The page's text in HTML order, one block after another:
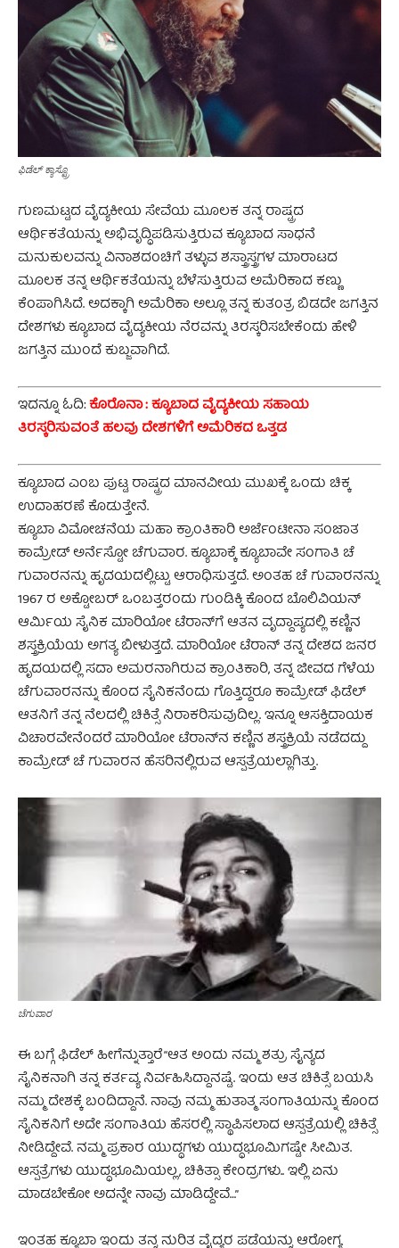
ಫಿಡೆಲ್‌ ಕ್ಯಾಸ್ಟ್ರೊ
ಗುಣಮಟ್ಟದ ವೈದ್ಯಕೀಯ ಸೇವೆಯ ಮೂಲಕ ತನ್ನ ರಾಷ್ಟ್ರದ
ಆರ್ಥಿಕತೆಯನ್ನು ಅಭಿವೃದ್ಧಿಪಡಿಸುತ್ತಿರುವ ಕ್ಯೂಬಾದ ಸಾಧನೆ
ಮನುಕುಲವನ್ನು ವಿನಾಶದಂಚಿಗೆ ತಳ್ಳುವ ಶಸ್ತ್ರಾಸ್ತ್ರಗಳ ಮಾರಾಟದ
ಮೂಲಕ ತನ್ನ ಆರ್ಥಿಕತೆಯನ್ನು ಬೆಳೆಸುತ್ತಿರುವ ಅಮೆರಿಕಾದ ಕಣ್ಣು
ಕೆಂಪಾಗಿಸಿದೆ. ಅದಕ್ಕಾಗಿ ಅಮೆರಿಕಾ ಅಲ್ಲೂ ತನ್ನ ಕುತಂತ್ರ ಬಿಡದೇ ಜಗತ್ತಿನ
ದೇಶಗಳು ಕ್ಯೂಬಾದ ವೈದ್ಯಕೀಯ ನೆರವನ್ನು ತಿರಸ್ಕರಿಸಬೇಕೆಂದು ಹೇಳಿ
ಜಗತ್ತಿನ ಮುಂದೆ ಕುಬ್ಜವಾಗಿದೆ.
ಇದನ್ನೂ ಓದಿ:ಕೊರೊನಾ : ಕ್ಯೂಬಾದ ವೈದ್ಯಕೀಯ ಸಹಾಯ
ತಿರಸ್ಕರಿಸುವಂತೆ ಹಲವು ದೇಶಗಳಿಗೆ ಅಮೆರಿಕದ ಒತ್ತಡ
ಕ್ಯೂಬಾದ ಎಂಬ ಪುಟ್ಟ ರಾಷ್ಟ್ರದ ಮಾನವೀಯ ಮುಖಕ್ಕೆ ಒಂದು ಚಿಕ್ಕ
ಉದಾಹರಣೆ ಕೊಡುತ್ತೇನೆ.
ಕ್ಯೂಬಾ ವಿಮೋಚನೆಯ ಮಹಾ ಕ್ರಾಂತಿಕಾರಿ ಅರ್ಜೆಂಟೀನಾ ಸಂಜಾತ
ಕಾಮ್ರೇಡ್ ಅರ್ನೆಸ್ಟೋ ಚೆಗುವಾರ. ಕ್ಯೂಬಾಕ್ಕೆ ಕ್ಯೂಬಾವೇ ಸಂಗಾತಿ ಚೆ
ಗುವಾರನನ್ನು ಹೃದಯದಲ್ಲಿಟ್ಟು ಆರಾಧಿಸುತ್ತದೆ. ಅಂತಹ ಚೆ ಗುವಾರನನ್ನು
1967 ರ ಅಕ್ಟೋಬರ್ ಒಂಬತ್ತರಂದು ಗುಂಡಿಕ್ಕಿ ಕೊಂದ ಬೊಲಿವಿಯನ್
ಆರ್ಮಿಯ ಸೈನಿಕ ಮಾರಿಯೋ ಟೆರಾನ್‌ಗೆ ಆತನ ವೃದ್ದಾಪ್ಯದಲ್ಲಿ ಕಣ್ಣಿನ
ಶಸ್ತ್ರಕ್ರಿಯೆಯ ಅಗತ್ಯ ಬೀಳುತ್ತದೆ. ಮಾರಿಯೋ ‌ಟೆರಾನ್ ‌ತನ್ನ ದೇಶದ ಜನರ
ಹೃದಯದಲ್ಲಿ ಸದಾ ಅಮರನಾಗಿರುವ ಕ್ರಾಂತಿಕಾರಿ, ತನ್ನ ಜೀವದ ಗೆಳೆಯ
ಚೆಗುವಾರನನ್ನು ಕೊಂದ ಸೈನಿಕನೆಂದು ಗೊತ್ತಿದ್ದರೂ ಕಾಮ್ರೇಡ್ ಫಿಡೆಲ್
ಆತನಿಗೆ ತನ್ನ ನೆಲದಲ್ಲಿ ಚಿಕಿತ್ಸೆ ನಿರಾಕರಿಸುವುದಿಲ್ಲ. ಇನ್ನೂ‌ ಆಸಕ್ತಿದಾಯಕ
ವಿಚಾರವೇನೆಂದರೆ ಮಾರಿಯೋ ಟೆರಾನ್‌‌ನ ಕಣ್ಣಿನ ಶಸ್ತ್ರಕ್ರಿಯೆ ನಡೆದದ್ದು
ಕಾಮ್ರೇಡ್ ಚೆ ಗುವಾರನ ಹೆಸರಿನಲ್ಲಿರುವ ಆಸ್ಪತ್ರೆಯಲ್ಲಾಗಿತ್ತು.
ಚೆಗುವಾರ
ಈ ಬಗ್ಗೆ ಫಿಡೆಲ್ ಹೀಗೆನ್ನುತ್ತಾರೆ “ಆತ ಅಂದು ನಮ್ಮ ಶತ್ರು ಸೈನ್ಯದ
ಸೈನಿಕನಾಗಿ ತನ್ನ ಕರ್ತವ್ಯ ನಿರ್ವಹಿಸಿದ್ದಾನಷ್ಟೆ. ಇಂದು ಆತ ಚಿಕಿತ್ಸೆ ಬಯಸಿ
ನಮ್ಮ ದೇಶಕ್ಕೆ ಬಂದಿದ್ದಾನೆ. ನಾವು ನಮ್ಮ ಹುತಾತ್ಮ ಸಂಗಾತಿಯನ್ನು ಕೊಂದ
ಸೈನಿಕನಿಗೆ ಅದೇ ಸಂಗಾತಿಯ ಹೆಸರಲ್ಲಿ ಸ್ಥಾಪಿಸಲಾದ ಆಸ್ಪತ್ರೆಯಲ್ಲಿ ಚಿಕಿತ್ಸೆ
ನೀಡಿದ್ದೇವೆ. ನಮ್ಮ ಪ್ರಕಾರ ಯುದ್ಧಗಳು ಯುದ್ಧಭೂಮಿಗಷ್ಟೇ ಸೀಮಿತ.
ಆಸ್ಪತ್ರೆಗಳು ಯುದ್ಧಭೂಮಿಯಲ್ಲ, ಚಿಕಿತ್ಸಾ ಕೇಂದ್ರಗಳು.. ಇಲ್ಲಿ ಏನು
ಮಾಡಬೇಕೋ ಅದನ್ನೇ ನಾವು ಮಾಡಿದ್ದೇವೆ…”
ಇಂತಹ ಕ್ಯೂಬಾ ಇಂದು ತನ್ನ ನುರಿತ ವೈದ್ಯರ ಪಡೆಯನ್ನು‌ ಆರೋಗ್ಯ